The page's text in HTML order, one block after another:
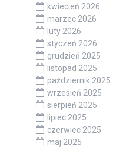
kwiecień 2026
marzec 2026
luty 2026
styczeń 2026
grudzień 2025
listopad 2025
październik 2025
wrzesień 2025
sierpień 2025
lipiec 2025
czerwiec 2025
maj 2025